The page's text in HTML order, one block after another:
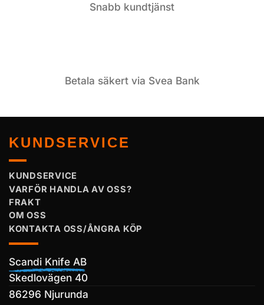
Snabb kundtjänst
Betala säkert via Svea Bank
KUNDSERVICE
KUNDSERVICE
VARFÖR HANDLA AV OSS?
FRAKT
OM OSS
KONTAKTA OSS/ÅNGRA KÖP
Scandi Knife AB
Skedlovägen 40
86296 Njurunda